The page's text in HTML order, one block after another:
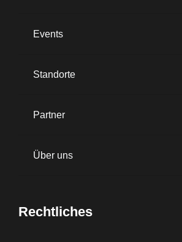
Events
Standorte
Partner
Über uns
Rechtliches